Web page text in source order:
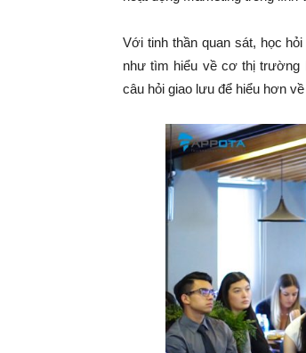
Với tinh thần quan sát, học
như tìm hiểu về cơ thị trường
câu hỏi giao lưu để hiểu hơn về